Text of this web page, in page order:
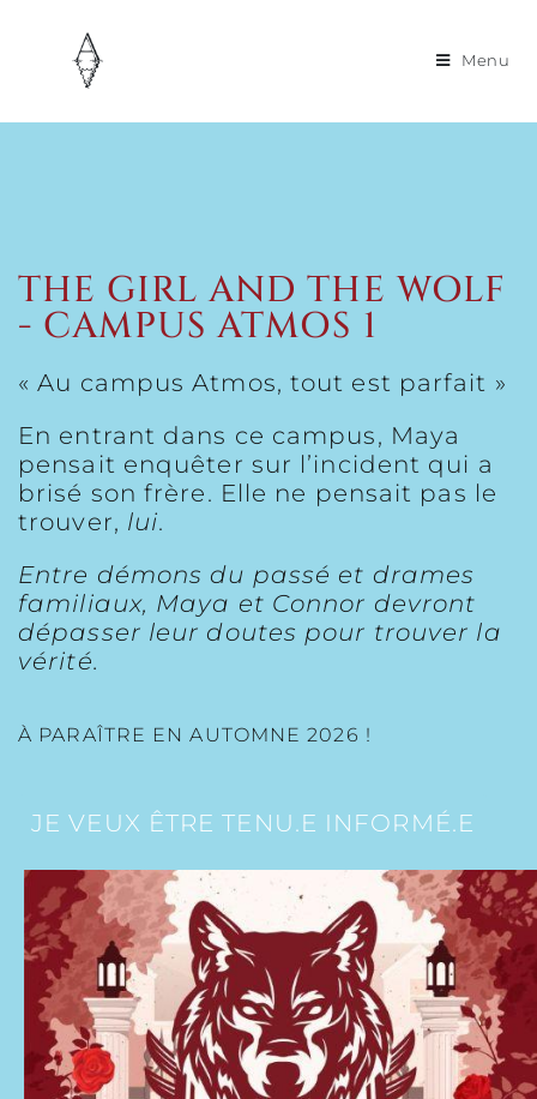
Menu
THE GIRL AND THE WOLF
- CAMPUS ATMOS 1
« Au campus Atmos, tout est parfait »
En entrant dans ce campus, Maya
pensait enquêter sur l’incident qui a
brisé son frère. Elle ne pensait pas le
trouver, lui.
Entre démons du passé et drames
familiaux, Maya et Connor devront
dépasser leur doutes pour trouver la
vérité.
À PARAÎTRE EN AUTOMNE 2026 !
JE VEUX ÊTRE TENU.E INFORMÉ.E